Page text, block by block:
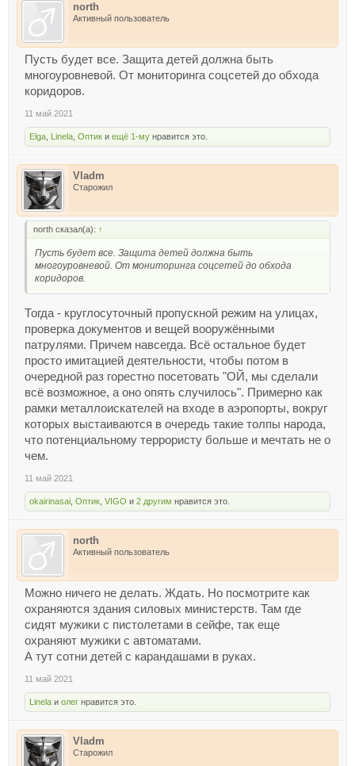
north
Активный пользователь
Пусть будет все. Защита детей должна быть
многоуровневой. От мониторинга соцсетей до обхода
коридоров.
11 май 2021
Elga Linela Оптик и ещё 1-му нравится это.
Vladm
Старожил
north сказал(а): ↑
Пусть будет все. Защита детей должна быть
многоуровневой. От мониторинга соцсетей до обхода
коридоров.
Тогда - круглосуточный пропускной режим на улицах,
проверка документов и вещей вооружёнными
патрулями. Причем навсегда. Всё остальное будет
просто имитацией деятельности, чтобы потом в
очередной раз горестно посетовать "ОЙ, мы сделали
всё возможное, а оно опять случилось". Примерно как
рамки металлоискателей на входе в аэропорты, вокруг
которых выстаиваются в очередь такие толпы народа,
что потенциальному террористу больше и мечтать не о
чем.
11 май 2021
okairinasai Оптик VIGO и 2 другим нравится это.
north
Активный пользователь
Можно ничего не делать. Ждать. Но посмотрите как
охраняются здания силовых министерств. Там где
сидят мужики с пистолетами в сейфе, так еще
охраняют мужики с автоматами.
А тут сотни детей с карандашами в руках.
11 май 2021
Linela и олег нравится это.
Vladm
Старожил